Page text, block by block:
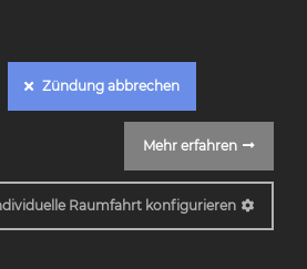
Vollzeit, Teilzeit – wir
die zu deiner
GmbH steht alles im
Zündung abbrechen
Mehr erfahren
Raumfahrt konfigurieren